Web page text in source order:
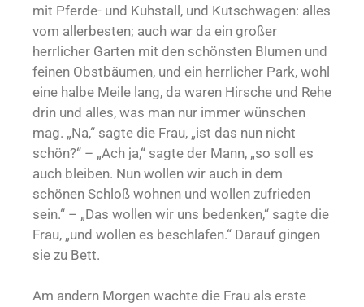
mit Pferde- und Kuhstall, und Kutschwagen: alles
vom allerbesten; auch war da ein großer
herrlicher Garten mit den schönsten Blumen und
feinen Obstbäumen, und ein herrlicher Park, wohl
eine halbe Meile lang, da waren Hirsche und Rehe
drin und alles, was man nur immer wünschen
mag. „Na,“ sagte die Frau, „ist das nun nicht
schön?“ – „Ach ja,“ sagte der Mann, „so soll es
auch bleiben. Nun wollen wir auch in dem
schönen Schloß wohnen und wollen zufrieden
sein.“ – „Das wollen wir uns bedenken,“ sagte die
Frau, „und wollen es beschlafen.“ Darauf gingen
sie zu Bett.
Am andern Morgen wachte die Frau als erste